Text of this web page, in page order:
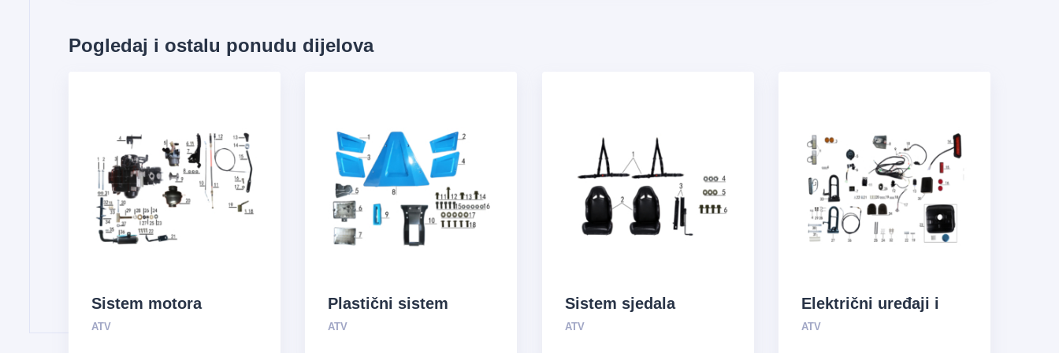
Pogledaj i ostalu ponudu dijelova
Sistem motora
ATV
Plastični sistem
ATV
Sistem sjedala
ATV
Električni uređaji i
sistem za opskrbu
ATV